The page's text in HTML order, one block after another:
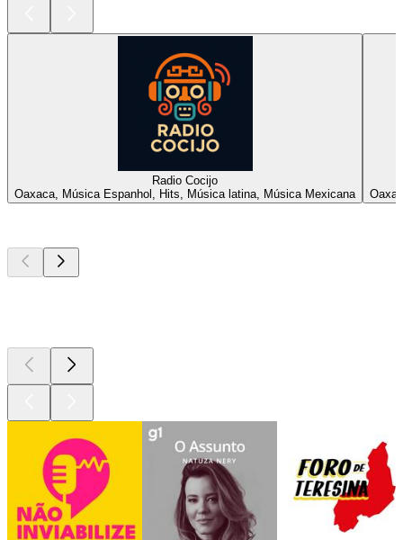
Radio Cocijo
Oaxaca, Música Espanhol, Hits, Música latina, Música Mexicana